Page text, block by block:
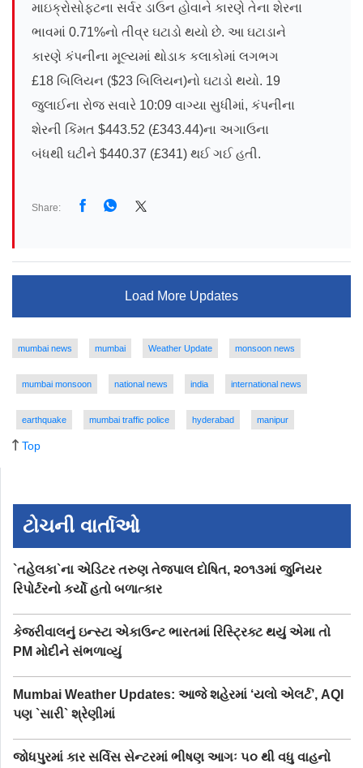
માઇક્રોસોફ્ટના સર્વર ડાઉન હોવાને કારણે તેના શેરના
ભાવમાં 0.71%નો તીવ્ર ઘટાડો થયો છે. આ ઘટાડાને
કારણે કંપનીના મૂલ્યમાં થોડાક કલાકોમાં લગભગ
£18 બિલિયન ($23 બિલિયન)નો ઘટાડો થયો. 19
જુલાઈના રોજ સવારે 10:09 વાગ્યા સુધીમાં, કંપનીના
શેરની કિંમત $443.52 (£343.44)ના અગાઉના
બંધથી ઘટીને $440.37 (£341) થઈ ગઈ હતી.
Share:
Load More Updates
mumbai news mumbai Weather Update monsoon news
mumbai monsoon national news india international news
earthquake mumbai traffic police hyderabad manipur
Top
ટોચની વાર્તાઓ
`તહેલકા`ના એડિટર તરુણ તેજપાલ દોષિત, ૨૦૧૩માં જુનિયર
રિપોર્ટરનો કર્યો હતો બળાત્કાર
કેજરીવાલનું ઇન્સ્ટા એકાઉન્ટ ભારતમાં રિસ્ટ્રિક્ટ થયું એમા તો
PM મોદીને સંભળાવ્યું
Mumbai Weather Updates: આજે શહેરમાં ‘યલો એલર્ટ’, AQI
પણ `સારી` શ્રેણીમાં
જોધપુરમાં કાર સર્વિસ સેન્ટરમાં ભીષણ આગઃ ૫૦ થી વધુ વાહનો